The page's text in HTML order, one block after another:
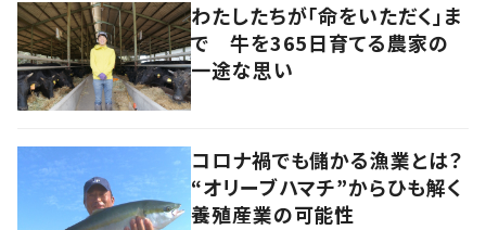
わたしたちが「命をいただく」ま
で 牛を365日育てる農家の
一途な思い
コロナ禍でも儲かる漁業とは？
“オリーブハマチ”からひも解く
養殖産業の可能性